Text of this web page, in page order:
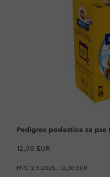
Pedigree poslastica za
12,00 EUR
MPC 2.5.2025.: 12,00 EUR